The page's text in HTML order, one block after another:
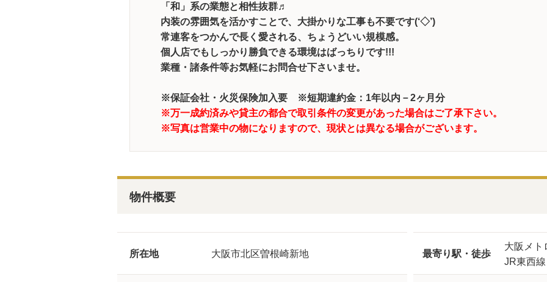
「和」系の業態と相性抜群♬
内装の雰囲気を活かすことで、大掛かりな工事も不要です(‘◇’)ゞ
常連客をつかんで長く愛される、ちょうどいい規模感。
個人店でもしっかり勝負できる環境はばっちりです!!!
業種・諸条件等お気軽にお問合せ下さいませ。
※保証会社・火災保険加入要 ※短期違約金：1年以内－2ヶ月分
※万一成約済みや貸主の都合で取引条件の変更があった場合はご了承下さい。
※写真は営業中の物になりますので、現状とは異なる場合がございます。
物件概要
所在地 大阪市北区曽根崎新地 最寄り駅・徒歩
大阪メト
JR東西